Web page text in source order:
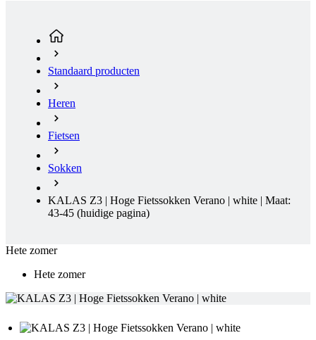
Heren
Fietsen
Sokken
KALAS Z3 | Hoge Fietssokken Verano | white | Maat:
43-45
Hete zomer
Hete zomer
KALAS Z3 | HOGE FIETSSOKKEN VERANO | WHITE
Deze dunne, zomerse Verano-sokken zullen bij warm weer worden
gewaardeerd door elke fietser. Het design is elegant en eenvoudig.